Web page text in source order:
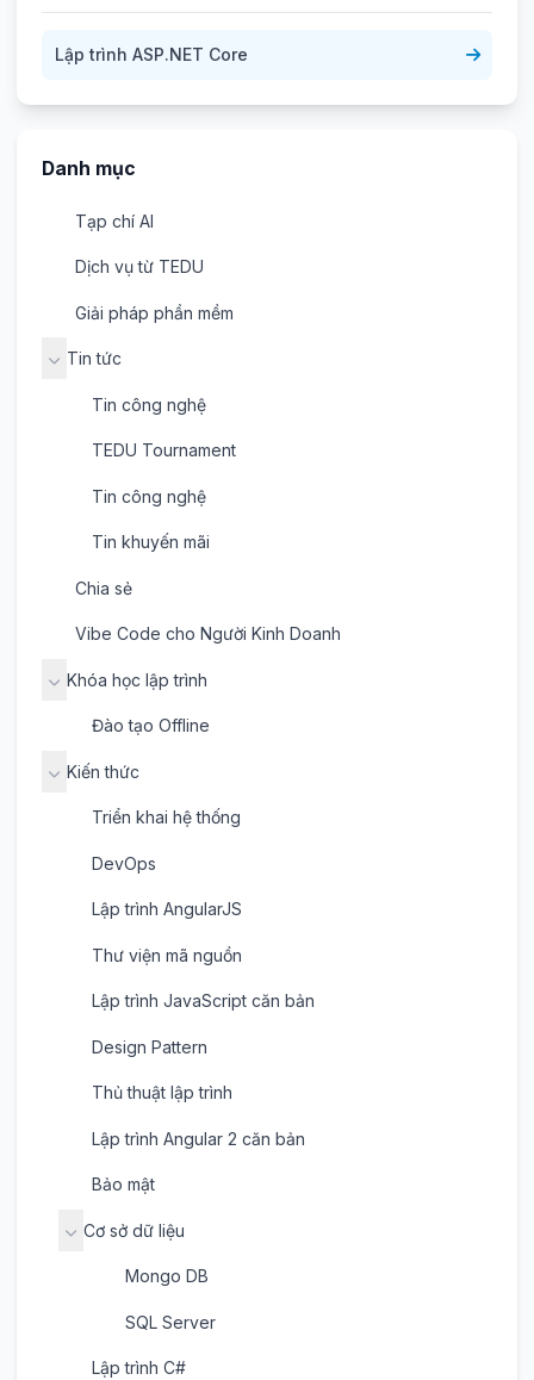
Lập trình ASP.NET Core
Danh mục
Tạp chí AI
Dịch vụ từ TEDU
Giải pháp phần mềm
Tin tức
Tin công nghệ
TEDU Tournament
Tin công nghệ
Tin khuyến mãi
Chia sẻ
Vibe Code cho Người Kinh Doanh
Khóa học lập trình
Đào tạo Offline
Kiến thức
Triển khai hệ thống
DevOps
Lập trình AngularJS
Thư viện mã nguồn
Lập trình JavaScript căn bản
Design Pattern
Thủ thuật lập trình
Lập trình Angular 2 căn bản
Bảo mật
Cơ sở dữ liệu
Mongo DB
SQL Server
Lập trình C#